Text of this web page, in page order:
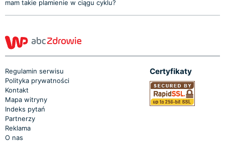
mam takie plamienie w ciągu cyklu?
Regulamin serwisu
Polityka prywatności
Kontakt
Mapa witryny
Indeks pytań
Partnerzy
Reklama
O nas
Certyfikaty